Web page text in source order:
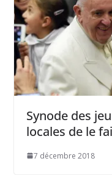
Synode des
locales de le
7 décembre 2018